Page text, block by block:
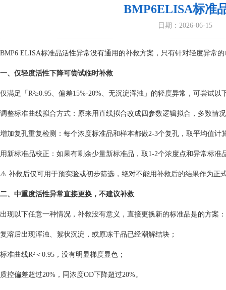
BMP6ELISA标准
日期：2026-06-15
BMP6 ELISA标准品活性异常没有通用的补救方案，只有针对轻度异常
一、仅轻度活性下降可尝试临时补救
仅满足「R²≥0.95、偏差15%-20%、无沉淀浑浊」的轻度异常，可尝试以
调整标准曲线拟合方式‌：原来用直线拟合改成四参数逻辑拟合，多数情
增加复孔重复检测‌：每个浓度标准品和样本都做2-3个复孔，取平均值计
用新标准品校正‌：如果有剩余少量新标准品，取1-2个浓度点和异常标
⚠️ 补救后仅可用于预实验或初步筛选，绝对不能用补救后的结果作为正
二、中重度活性异常直接更换，不建议补救
出现以下任意一种情况，补救没有意义，直接更换新的标准品是的方案：
复溶后出现浑浊、絮状沉淀，或原冻干品已经潮解结块；
标准曲线R²＜0.95，没有明显梯度显色；
质控偏差超过20%，同浓度OD下降超过20%。